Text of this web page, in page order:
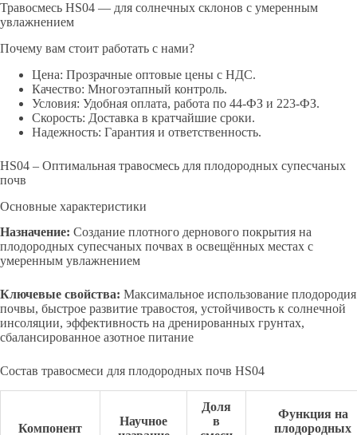
Травосмесь HS04 — для солнечных склонов с умеренным
увлажнением
Почему вам стоит работать с нами?
Цена: Прозрачные оптовые цены с НДС.
Качество: Многоэтапный контроль.
Условия: Удобная оплата, работа по 44-ФЗ и 223-ФЗ.
Скорость: Доставка в кратчайшие сроки.
Надежность: Гарантия и ответственность.
HS04 – Оптимальная травосмесь для плодородных супесчаных
почв
Основные характеристики
Назначение: Создание плотного дернового покрытия на
плодородных супесчаных почвах в освещённых местах с
умеренным увлажнением
Ключевые свойства: Максимальное использование плодородия
почвы, быстрое развитие травостоя, устойчивость к солнечной
инсоляции, эффективность на дренированных грунтах,
сбалансированное азотное питание
Состав травосмеси для плодородных почв HS04
Компонент
Научное
Доля
в
Функция на
плодородных